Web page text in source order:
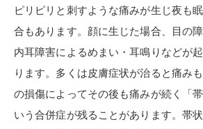
ピリピリと刺すような痛みが生じ夜も
合もあります。顔に生じた場合、目の
内耳障害によるめまい・耳鳴りなどが
ります。多くは皮膚症状が治ると痛み
の損傷によってその後も痛みが続く「
いう合併症が残ることがあります。帯